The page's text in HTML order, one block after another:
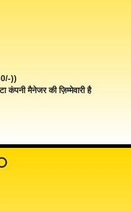
))
कंपनी मैनेजर की ज़िम्मेवारी है